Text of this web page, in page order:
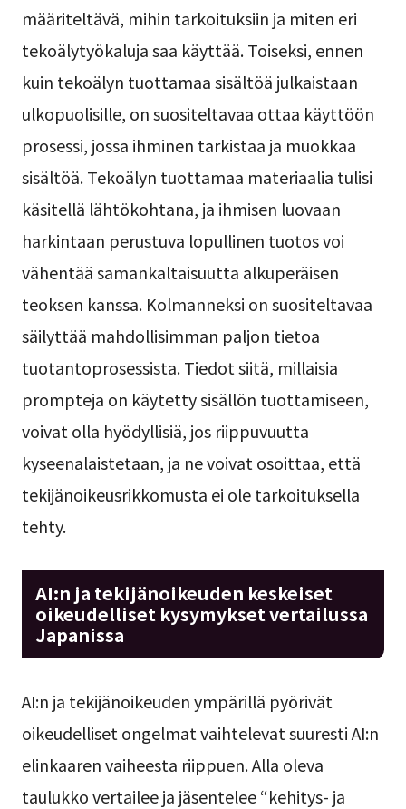
määriteltävä, mihin tarkoituksiin ja miten eri
tekoälytyökaluja saa käyttää. Toiseksi, ennen
kuin tekoälyn tuottamaa sisältöä julkaistaan
ulkopuolisille, on suositeltavaa ottaa käyttöön
prosessi, jossa ihminen tarkistaa ja muokkaa
sisältöä. Tekoälyn tuottamaa materiaalia tulisi
käsitellä lähtökohtana, ja ihmisen luovaan
harkintaan perustuva lopullinen tuotos voi
vähentää samankaltaisuutta alkuperäisen
teoksen kanssa. Kolmanneksi on suositeltavaa
säilyttää mahdollisimman paljon tietoa
tuotantoprosessista. Tiedot siitä, millaisia
prompteja on käytetty sisällön tuottamiseen,
voivat olla hyödyllisiä, jos riippuvuutta
kyseenalaistetaan, ja ne voivat osoittaa, että
tekijänoikeusrikkomusta ei ole tarkoituksella
tehty.
AI:n ja tekijänoikeuden keskeiset
oikeudelliset kysymykset vertailussa
Japanissa
AI:n ja tekijänoikeuden ympärillä pyörivät
oikeudelliset ongelmat vaihtelevat suuresti AI:n
elinkaaren vaiheesta riippuen. Alla oleva
taulukko vertailee ja jäsentelee “kehitys- ja